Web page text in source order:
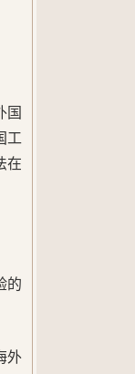
国
工
在
的
外